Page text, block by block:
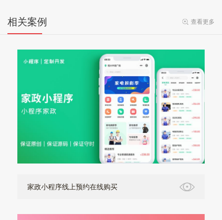
相关案例 查看更多
家政小程序线上预约在线购买